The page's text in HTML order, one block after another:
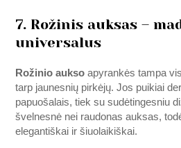
7. Rožinis auksas –
universalus
Rožinio aukso apyrankės tampa
tarp jaunesnių pirkėjų. Jos puikiai
papuošalais, tiek su sudėtingesniu
švelnesnė nei raudonas auksas,
elegantiškai ir šiuolaikiškai.